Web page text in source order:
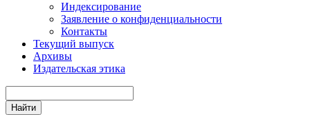
Индексирование
Заявление о конфиденциальности
Контакты
Текущий выпуск
Архивы
Издательская этика
Найти